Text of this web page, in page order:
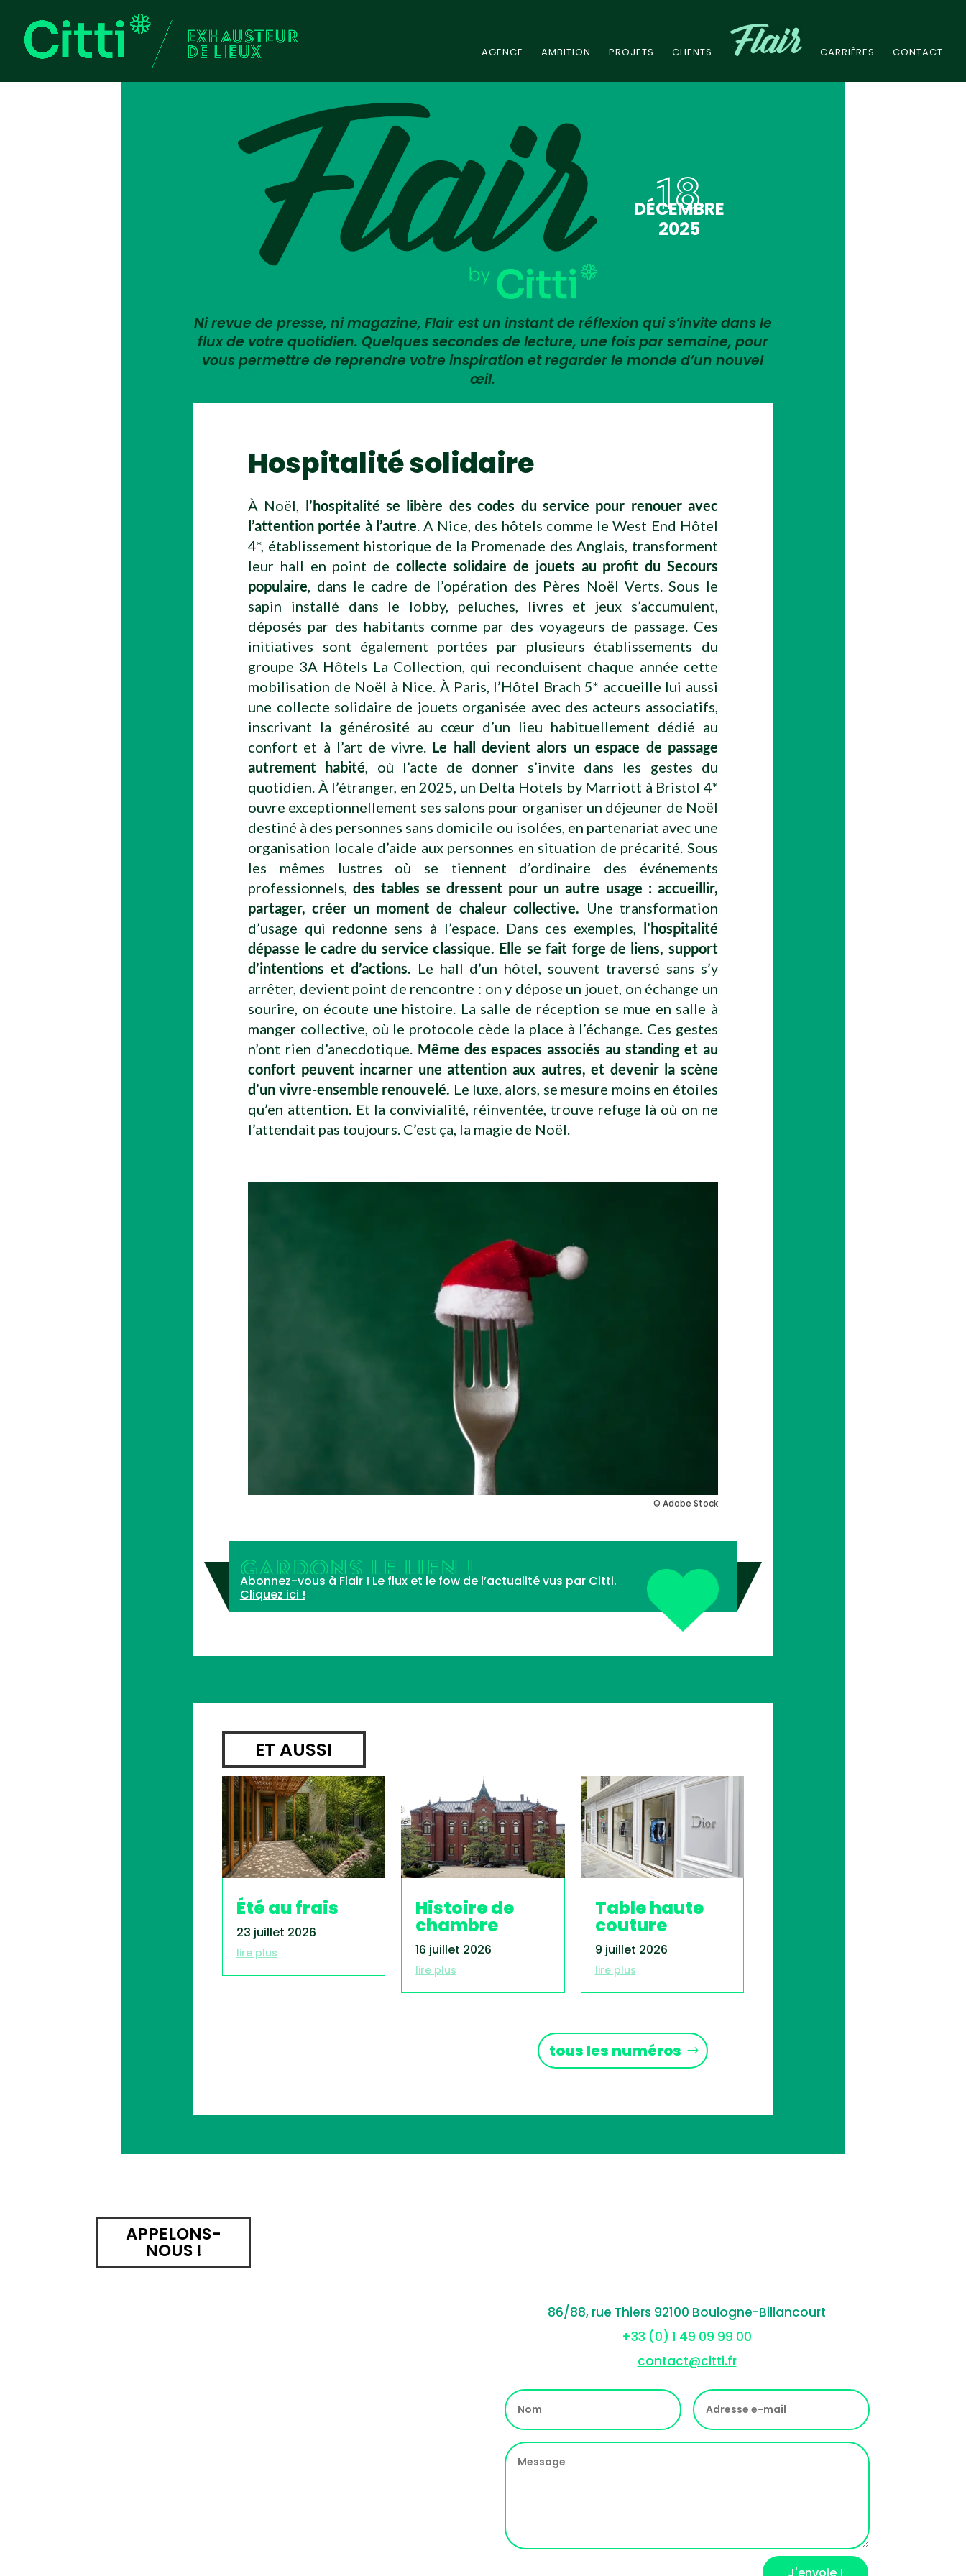
AGENCE AMBITION PROJETS CLIENTS CARRIÈRES CONTACT
18
DÉCEMBRE
2025
Ni revue de presse, ni magazine, Flair est un instant de réflexion qui s’invite dans le
flux de votre quotidien. Quelques secondes de lecture, une fois par semaine, pour
vous permettre de reprendre votre inspiration et regarder le monde d’un nouvel
œil.
Hospitalité solidaire
À Noël, l’hospitalité se libère des codes du service pour renouer avec
l’attention portée à l’autre . A Nice, des hôtels comme le West End Hôtel
4*, établissement historique de la Promenade des Anglais, transforment
leur hall en point de collecte solidaire de jouets au profit du Secours
populaire , dans le cadre de l’opération des Pères Noël Verts. Sous le
sapin installé dans le lobby, peluches, livres et jeux s’accumulent,
déposés par des habitants comme par des voyageurs de passage. Ces
initiatives sont également portées par plusieurs établissements du
groupe 3A Hôtels La Collection, qui reconduisent chaque année cette
mobilisation de Noël à Nice. À Paris, l’Hôtel Brach 5* accueille lui aussi
une collecte solidaire de jouets organisée avec des acteurs associatifs,
inscrivant la générosité au cœur d’un lieu habituellement dédié au
confort et à l’art de vivre. Le hall devient alors un espace de passage
autrement habité , où l’acte de donner s’invite dans les gestes du
quotidien. À l’étranger, en 2025, un Delta Hotels by Marriott à Bristol 4*
ouvre exceptionnellement ses salons pour organiser un déjeuner de Noël
destiné à des personnes sans domicile ou isolées, en partenariat avec une
organisation locale d’aide aux personnes en situation de précarité. Sous
les mêmes lustres où se tiennent d’ordinaire des événements
professionnels,des tables se dressent pour un autre usage : accueillir,
partager, créer un moment de chaleur collective. Une transformation
d’usage qui redonne sens à l’espace. Dans ces exemples, l’hospitalité
dépasse le cadre du service classique. Elle se fait forge de liens, support
d’intentions et d’actions. Le hall d’un hôtel, souvent traversé sans s’y
arrêter, devient point de rencontre : on y dépose un jouet, on échange un
sourire, on écoute une histoire. La salle de réception se mue en salle à
manger collective, où le protocole cède la place à l’échange. Ces gestes
n’ont rien d’anecdotique. Même des espaces associés au standing et au
confort peuvent incarner une attention aux autres, et devenir la scène
d’un vivre-ensemble renouvelé. Le luxe, alors, se mesure moins en étoiles
qu’en attention. Et la convivialité, réinventée, trouve refuge là où on ne
l’attendait pas toujours. C’est ça, la magie de Noël.
© Adobe Stock
GARDONS LE LIEN !
Abonnez-vous à Flair ! Le flux et le fow de l’actualité vus par Citti.
Cliquez ici !
ET AUSSI
Été au frais
23 juillet 2026
lire plus
Histoire de
chambre
16 juillet 2026
lire plus
Table haute
couture
9 juillet 2026
lire plus
tous les numéros
APPELONS-
NOUS !
86/88, rue Thiers 92100 Boulogne-Billancourt
+33 (0) 1 49 09 99 00
contact@citti.fr